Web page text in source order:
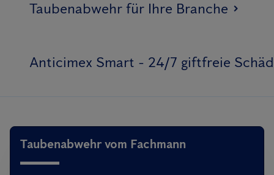
Taubenabwehr für Ihre Branche
Anticimex Smart - 24/7 giftfreie
Taubenabwehr vom Fachmann